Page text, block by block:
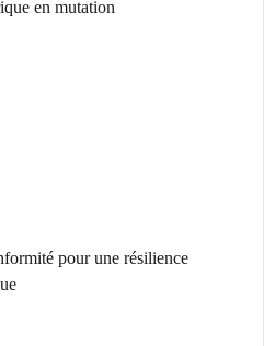
en mutation
pour une résilience